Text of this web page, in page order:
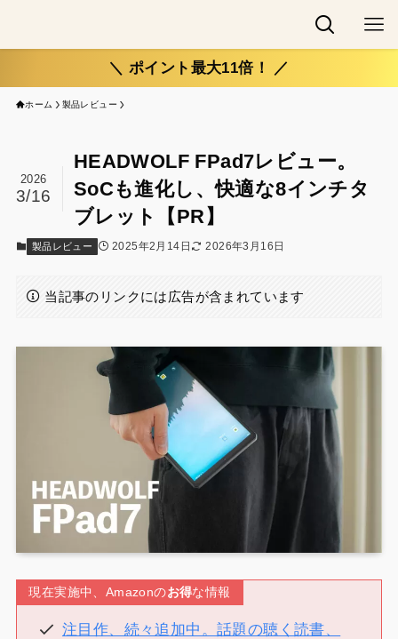
＼ ポイント最大11倍！ ／
ホーム 製品レビュー
HEADWOLF FPad7レビュー。
SoCも進化し、快適な8インチタ
ブレット【PR】
2026
3/16
製品レビュー 2025年2月14日 2026年3月16日
当記事のリンクには広告が含まれています
現在実施中、Amazonのお得な情報
注目作、続々追加中。話題の聴く読書、